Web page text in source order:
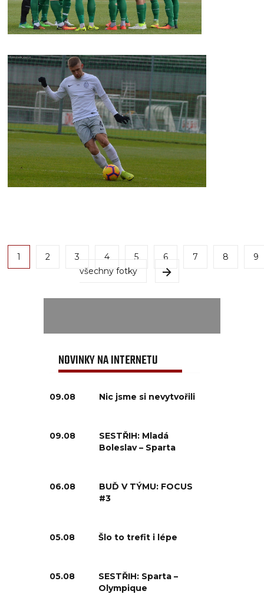
1 2 3 4 5 6 7 8
9
všechny fotky
NOVINKY NA INTERNETU
09.08 Nic jsme si nevytvořili
09.08
SESTŘIH: Mladá
Boleslav – Sparta
06.08
BUĎ V TÝMU: FOCUS
#3
05.08 Šlo to trefit i lépe
05.08
SESTŘIH: Sparta –
Olympique